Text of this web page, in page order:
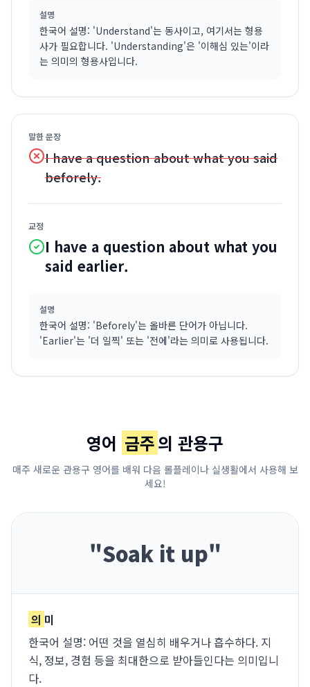
설명
한국어 설명: 'Understand'는 동사이고, 여기서는 형용
사가 필요합니다. 'Understanding'은 '이해심 있는'이라
는 의미의 형용사입니다.
말한 문장
I have a question about what you said
beforely.
교정
I have a question about what you
said earlier.
설명
한국어 설명: 'Beforely'는 올바른 단어가 아닙니다.
'Earlier'는 '더 일찍' 또는 '전에'라는 의미로 사용됩니다.
영어 금주의 관용구
매주 새로운 관용구 영어를 배워 다음 롤플레이나 실생활에서 사용해 보
세요!
"Soak it up"
의 미
한국어 설명: 어떤 것을 열심히 배우거나 흡수하다. 지
식, 정보, 경험 등을 최대한으로 받아들인다는 의미입니
다.